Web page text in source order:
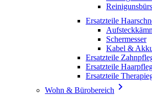
Ersatzteile
Schermesser
Kabel &
Ersatzteile
Ersatzteile
Ersatzteile
Wohn & Bürobereich 